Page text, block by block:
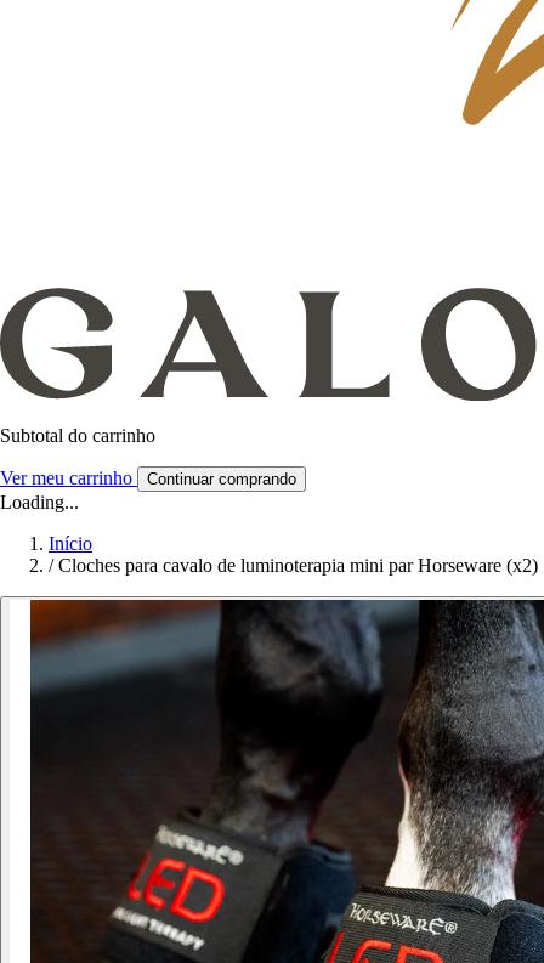
Subtotal do carrinho
Ver meu carrinho Continuar comprando
Loading...
Início
/ Cloches para cavalo de luminoterapia mini par Horseware (x2)